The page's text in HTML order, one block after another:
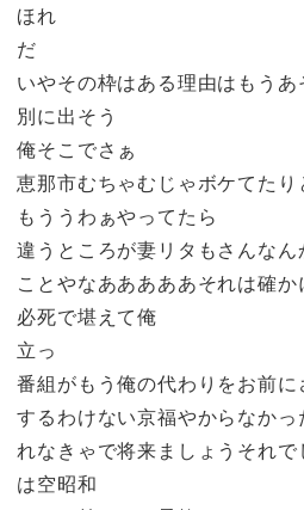
ほれ
だ
いやその枠はある理由はもうあ
別に出そう
俺そこでさぁ
恵那市むちゃむじゃボケてたり
もううわぁやってたら
違うところが妻リタもさんなん
ことやなあああああそれは確か
必死で堪えて俺
立っ
番組がもう俺の代わりをお前に
するわけない京福やからなかっ
れなきゃで将来ましょうそれで
は空昭和